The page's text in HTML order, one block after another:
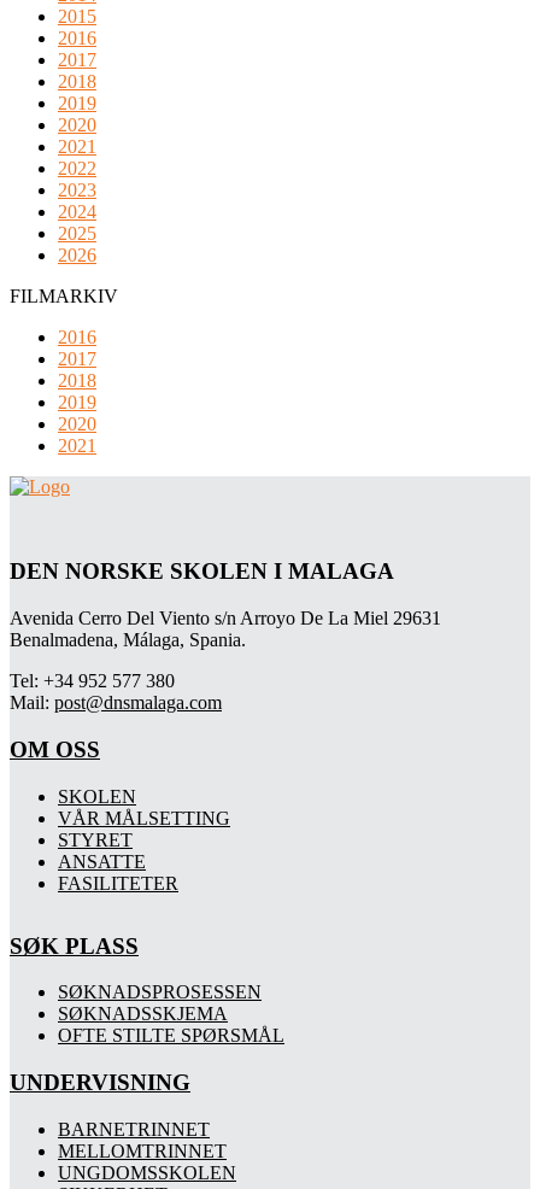
2015
2016
2017
2018
2019
2020
2021
2022
2023
2024
2025
2026
FILMARKIV
2016
2017
2018
2019
2020
2021
DEN NORSKE SKOLEN I MALAGA
Avenida Cerro Del Viento s/n Arroyo De La Miel 29631
Benalmadena, Málaga, Spania.
Tel: +34 952 577 380
Mail: post@dnsmalaga.com
OM OSS
SKOLEN
VÅR MÅLSETTING
STYRET
ANSATTE
FASILITETER
SØK PLASS
SØKNADSPROSESSEN
SØKNADSSKJEMA
OFTE STILTE SPØRSMÅL
UNDERVISNING
BARNETRINNET
MELLOMTRINNET
UNGDOMSSKOLEN